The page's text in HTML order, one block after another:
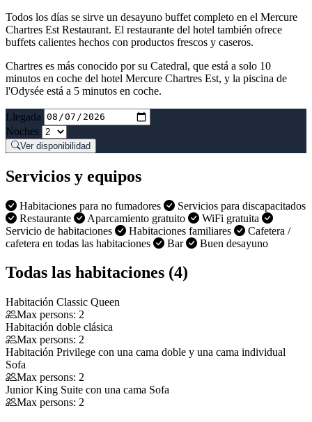
Todos los días se sirve un desayuno buffet completo en el Mercure
Chartres Est Restaurant. El restaurante del hotel también ofrece
buffets calientes hechos con productos frescos y caseros.
Chartres es más conocido por su Catedral, que está a solo 10
minutos en coche del hotel Mercure Chartres Est, y la piscina de
l'Odysée está a 5 minutos en coche.
Llegada
Noches
Ver disponibilidad
Servicios y equipos
Habitaciones para no fumadores
Servicios para discapacitados
Restaurante
Aparcamiento gratuito
WiFi gratuita
Servicio de habitaciones
Habitaciones familiares
Cafetera /
cafetera en todas las habitaciones
Bar Buen desayuno
Todas las habitaciones (4)
Habitación Classic Queen
Max persons: 2
Habitación doble clásica
Max persons: 2
Habitación Privilege con una cama doble y una cama individual
Sofa
Max persons: 2
Junior King Suite con una cama Sofa
Max persons: 2